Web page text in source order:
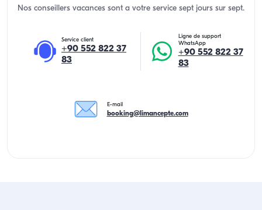
Nos conseillers vacances sont a votre service sept jours sur sept.
Service client
+90 552 822 37
83
Ligne de support
WhatsApp
+90 552 822 37
83
E-mail
booking@limancepte.com